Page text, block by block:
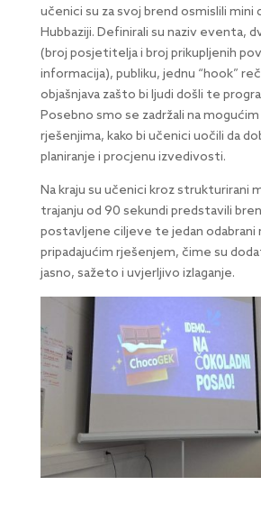
učenici su za svoj brend osmislili mini
Hubbaziji. Definirali su naziv eventa,
(broj posjetitelja i broj prikupljenih
informacija), publiku, jednu “hook”
objašnjava zašto bi ljudi došli te
Posebno smo se zadržali na mogućim
rješenjima, kako bi učenici uočili da
planiranje i procjenu izvedivosti.
Na kraju su učenici kroz strukturirani
trajanju od 90 sekundi predstavili
postavljene ciljeve te jedan odabrani
pripadajućim rješenjem, čime su
jasno, sažeto i uvjerljivo izlaganje.